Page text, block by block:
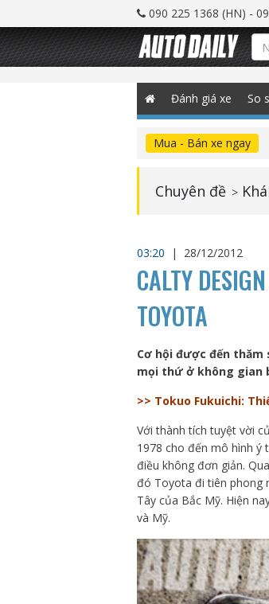
090 225 1368 (HN) -
Đánh giá xe So
Mua - Bán xe ngay
Chuyên đề >
03:20
| 28/12/2012
CALTY
TOYOTA
Cơ hội được đến
mọi thứ ở không gian
>> Tokuo Fukuichi:
Với thành tích tuyệt vời
1978 cho đến mô hình ý
điều không đơn giản.
đó Toyota đi tiên phong
Tây của Bắc Mỹ. Hiện
và Mỹ.